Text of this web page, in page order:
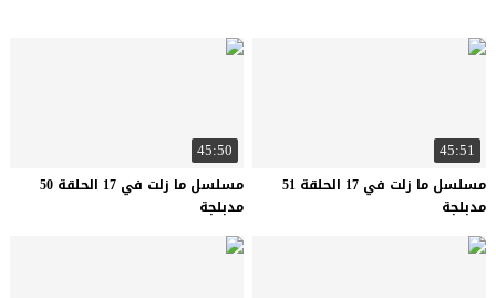
45:51
مسلسل ما زلت في 17 الحلقة 51
مدبلجة
45:50
مسلسل ما زلت في 17 الحلقة 50
مدبلجة